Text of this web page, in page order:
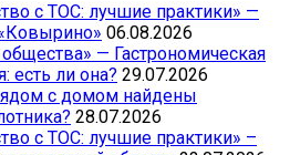
с ТОС: лучшие практики» —
06.08.2026
— Гастрономическая
есть ли она? 29.07.2026
с домом найдены
28.07.2026
с ТОС: лучшие практики» –